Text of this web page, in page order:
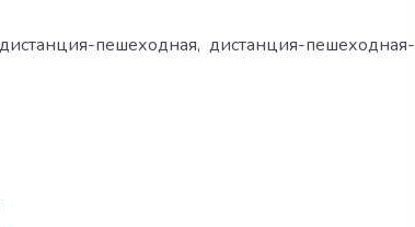
пешеходная, дистанция-пешеходная-